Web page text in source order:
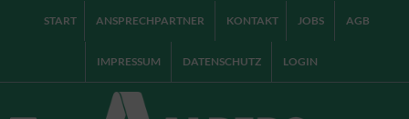
START ANSPRECHPARTNER KONTAKT JOBS AGB
IMPRESSUM DATENSCHUTZ LOGIN